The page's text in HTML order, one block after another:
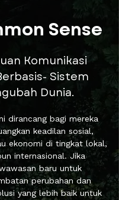
Sense
Komunikasi
Sistem
Dunia.
dirancang bagi mereka
keadilan sosial,
ekonomi di tingkat lokal,
internasional. Jika
baru untuk
perubahan dan
yang lebih baik untuk